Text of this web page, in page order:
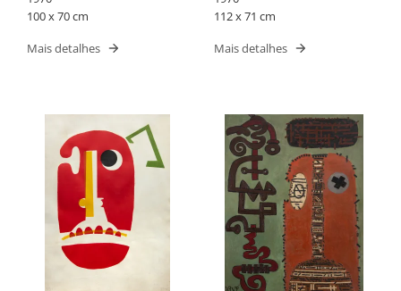
100 x 70 cm
Mais detalhes
112 x 71 cm
Mais detalhes